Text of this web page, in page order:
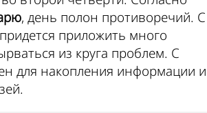
, день полон противоречий. С
приложить много
из круга проблем. С
для накопления информации и